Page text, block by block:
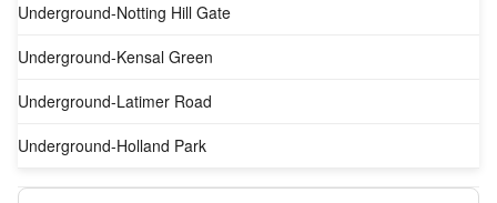
Underground-Notting Hill Gate
Underground-Kensal Green
Underground-Latimer Road
Underground-Holland Park
Underground-Willesden Green